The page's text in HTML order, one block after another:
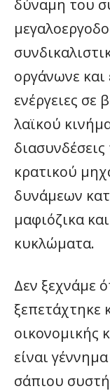
δύναμη του
οργάνωνε και
ενέργειες σε
λαϊκού
κρατικού
δυνάμεων
μαφιόζικα
κυκλώματα.
Δεν ξεχνάμε
ξεπετάχτηκε
οικονομικής
είναι
σάπιου